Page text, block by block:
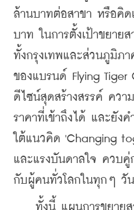
ล้านบาทต่อสาขา หรือคิด
บาท ในการตั้งเป้าขยาย
ทั้งกรุงเทพและส่วนภูมิภ
ของแบรนด์ Flying
ดีไซน์สุดสร้างสรรค์ ควา
ราคาที่เข้าถึงได้ และยัง
ใต้แนวคิด 'Changing
และแรงบันดาลใจ ควบ
กับผู้คนทั่วโลกในทุกๆ วัน
ทั้งนี้ แผนการขยายสา